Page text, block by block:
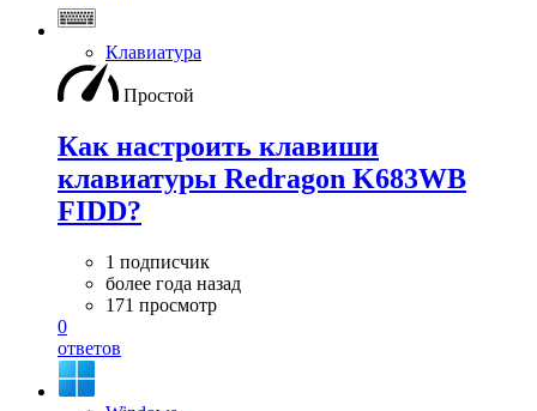
Клавиатура
Простой
Как настроить клавиши
клавиатуры Redragon K683WB
FIDD?
1 подписчик
более года назад
171 просмотр
0
ответов